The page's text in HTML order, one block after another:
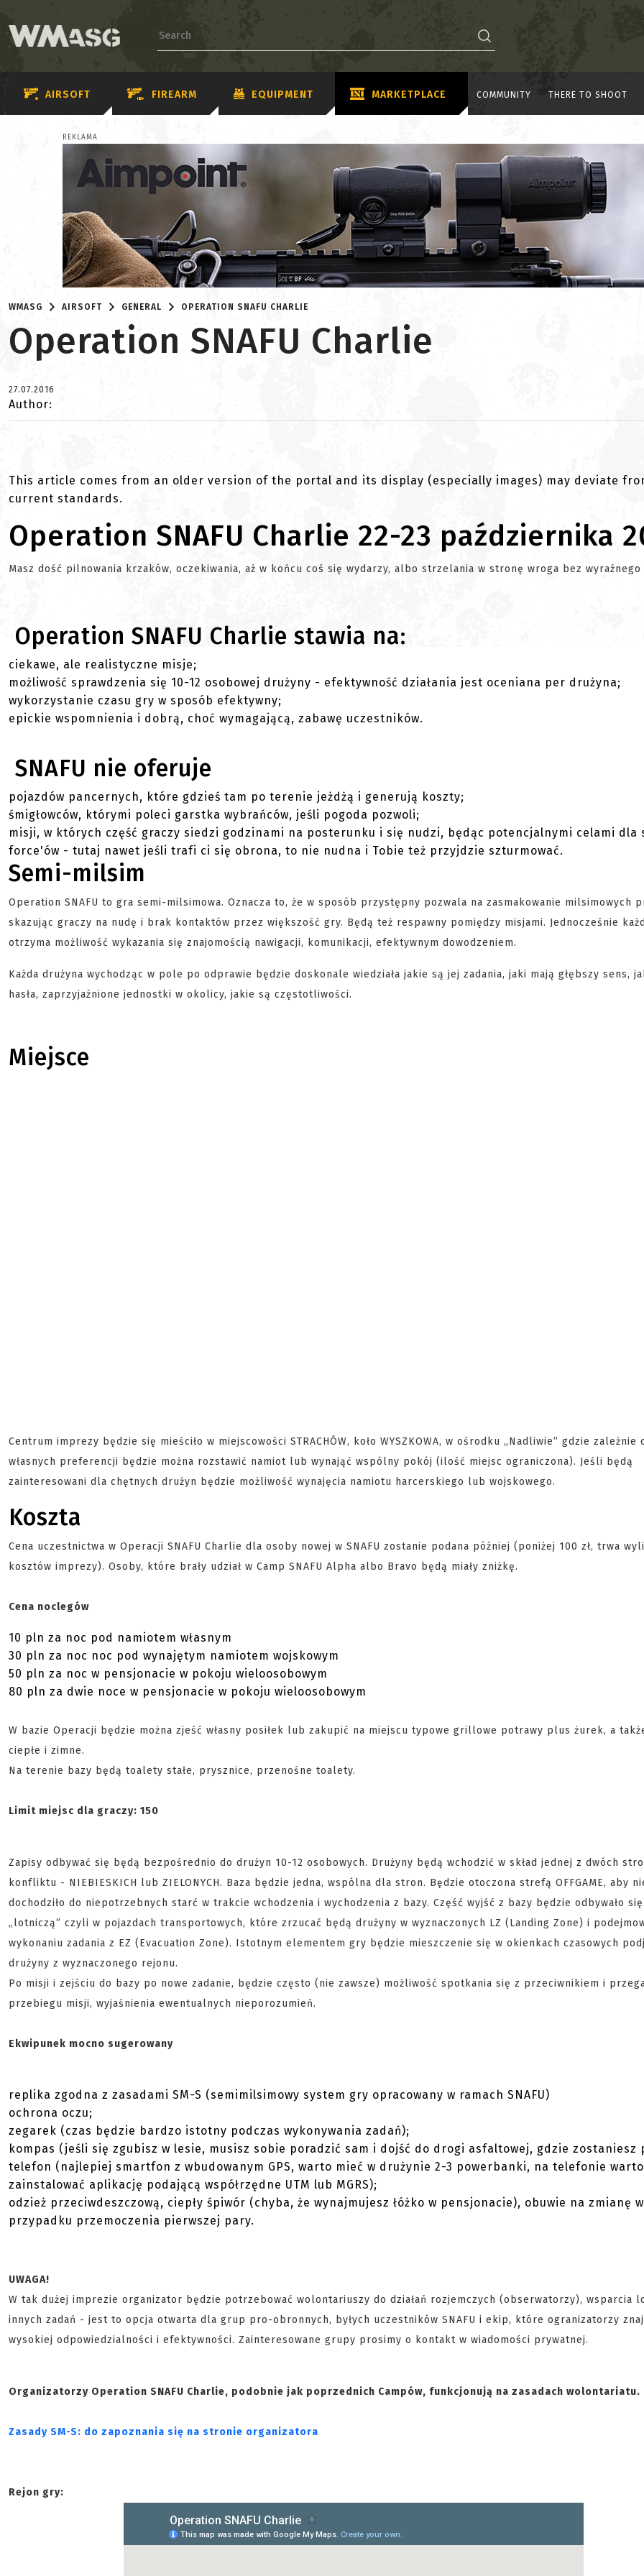
AIRSOFT FIREARM EQUIPMENT MARKETPLACE COMMUNITY THERE TO SHOOT
REKLAMA
WMASG AIRSOFT GENERAL OPERATION SNAFU CHARLIE
Operation SNAFU Charlie
27.07.2016
Author:
This article comes from an older version of the portal and its display (especially images) may deviate
current standards.
Operation SNAFU Charlie 22-23 października
Masz dość pilnowania krzaków, oczekiwania, aż w końcu coś się wydarzy, albo strzelania w stronę wroga bez wyraźnego
Operation SNAFU Charlie stawia na:
ciekawe, ale realistyczne misje;
możliwość sprawdzenia się 10-12 osobowej drużyny - efektywność działania jest oceniana per drużyna;
wykorzystanie czasu gry w sposób efektywny;
epickie wspomnienia i dobrą, choć wymagającą, zabawę uczestników.
SNAFU nie oferuje
pojazdów pancernych, które gdzieś tam po terenie jeżdżą i generują koszty;
śmigłowców, którymi poleci garstka wybrańców, jeśli pogoda pozwoli;
misji, w których część graczy siedzi godzinami na posterunku i się nudzi, będąc potencjalnymi celami dla
force'ów - tutaj nawet jeśli trafi ci się obrona, to nie nudna i Tobie też przyjdzie szturmować.
Semi-milsim
Operation SNAFU to gra semi-milsimowa. Oznacza to, że w sposób przystępny pozwala na zasmakowanie milsimowych
skazując graczy na nudę i brak kontaktów przez większość gry. Będą też respawny pomiędzy misjami. Jednocześnie
otrzyma możliwość wykazania się znajomością nawigacji, komunikacji, efektywnym dowodzeniem.
Każda drużyna wychodząc w pole po odprawie będzie doskonale wiedziała jakie są jej zadania, jaki mają głębszy sens,
hasła, zaprzyjaźnione jednostki w okolicy, jakie są częstotliwości.
Miejsce
Centrum imprezy będzie się mieściło w miejscowości STRACHÓW, koło WYSZKOWA, w ośrodku „Nadliwie” gdzie zależnie
własnych preferencji będzie można rozstawić namiot lub wynająć wspólny pokój (ilość miejsc ograniczona). Jeśli będą
zainteresowani dla chętnych drużyn będzie możliwość wynajęcia namiotu harcerskiego lub wojskowego.
Koszta
Cena uczestnictwa w Operacji SNAFU Charlie dla osoby nowej w SNAFU zostanie podana później (poniżej 100 zł, trwa
kosztów imprezy). Osoby, które brały udział w Camp SNAFU Alpha albo Bravo będą miały zniżkę.
Cena noclegów
10 pln za noc pod namiotem własnym
30 pln za noc noc pod wynajętym namiotem wojskowym
50 pln za noc w pensjonacie w pokoju wieloosobowym
80 pln za dwie noce w pensjonacie w pokoju wieloosobowym
W bazie Operacji będzie można zjeść własny posiłek lub zakupić na miejscu typowe grillowe potrawy plus żurek, a
ciepłe i zimne.
Na terenie bazy będą toalety stałe, prysznice, przenośne toalety.
Limit miejsc dla graczy: 150
Zapisy odbywać się będą bezpośrednio do drużyn 10-12 osobowych. Drużyny będą wchodzić w skład jednej z dwóch
konfliktu - NIEBIESKICH lub ZIELONYCH. Baza będzie jedna, wspólna dla stron. Będzie otoczona strefą OFFGAME, aby
dochodziło do niepotrzebnych starć w trakcie wchodzenia i wychodzenia z bazy. Część wyjść z bazy będzie odbywało
„lotniczą” czyli w pojazdach transportowych, które zrzucać będą drużyny w wyznaczonych LZ (Landing Zone) i
wykonaniu zadania z EZ (Evacuation Zone). Istotnym elementem gry będzie mieszczenie się w okienkach czasowych
drużyny z wyznaczonego rejonu.
Po misji i zejściu do bazy po nowe zadanie, będzie często (nie zawsze) możliwość spotkania się z przeciwnikiem i
przebiegu misji, wyjaśnienia ewentualnych nieporozumień.
Ekwipunek mocno sugerowany
replika zgodna z zasadami SM-S (semimilsimowy system gry opracowany w ramach SNAFU)
ochrona oczu;
zegarek (czas będzie bardzo istotny podczas wykonywania zadań);
kompas (jeśli się zgubisz w lesie, musisz sobie poradzić sam i dojść do drogi asfaltowej, gdzie zostaniesz
telefon (najlepiej smartfon z wbudowanym GPS, warto mieć w drużynie 2-3 powerbanki, na telefonie warto
zainstalować aplikację podającą współrzędne UTM lub MGRS);
odzież przeciwdeszczową, ciepły śpiwór (chyba, że wynajmujesz łóżko w pensjonacie), obuwie na zmianę w
przypadku przemoczenia pierwszej pary.
UWAGA!
W tak dużej imprezie organizator będzie potrzebować wolontariuszy do działań rozjemczych (obserwatorzy), wsparcia
innych zadań - jest to opcja otwarta dla grup pro-obronnych, byłych uczestników SNAFU i ekip, które ogranizatorzy
wysokiej odpowiedzialności i efektywności. Zainteresowane grupy prosimy o kontakt w wiadomości prywatnej.
Organizatorzy Operation SNAFU Charlie, podobnie jak poprzednich Campów, funkcjonują na zasadach wolontariatu.
Zasady SM-S: do zapoznania się na stronie organizatora
Rejon gry: